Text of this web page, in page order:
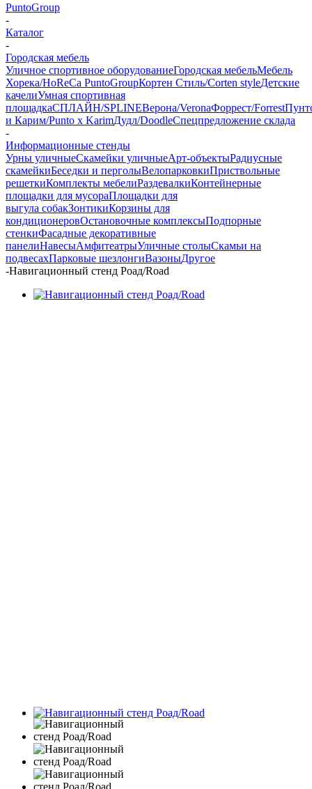
PuntoGroup
-
Каталог
-
Городская мебель
Уличное спортивное оборудованиеГородская мебельМебель
Хорека/HoReCa PuntoGroupКортен Стиль/Corten styleДетские
качелиУмная спортивная
площадкаСПЛАЙН/SPLINEВерона/VeronaФоррест/Forrest
и Карим/Punto x KarimДудл/DoodleСпецпредложение склада
-
Информационные стенды
Урны уличныеСкамейки уличныеАрт-объектыРадиусные
скамейкиБеседки и перголыВелопарковкиПриствольные
решеткиКомплекты мебелиРаздевалкиКонтейнерные
площадки для мусораПлощадки для
выгула собакЗонтикиКорзины для
кондиционеровОстановочные комплексыПодпорные
стенкиФасадные декоративные
панелиНавесыАмфитеатрыУличные столыСкамьи на
подвесахПарковые шезлонгиВазоныДругое
-Навигационный стенд Роад/Road